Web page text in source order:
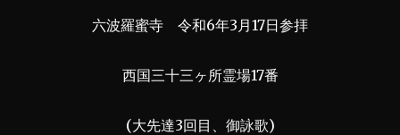
六波羅蜜寺 令和6年3月17日参拝
西国三十三ヶ所霊場17番
(大先達3回目、御詠歌)